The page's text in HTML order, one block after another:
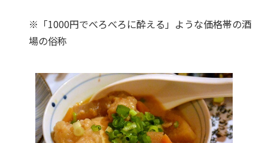
※「1000円でべろべろに酔える」ような価格帯の酒
場の俗称